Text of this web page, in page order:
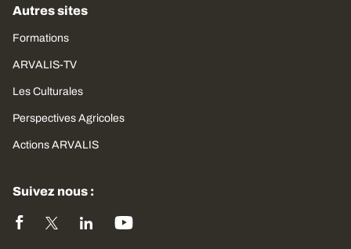
Autres sites
Formations
ARVALIS-TV
Les Culturales
Perspectives Agricoles
Actions ARVALIS
Suivez nous :